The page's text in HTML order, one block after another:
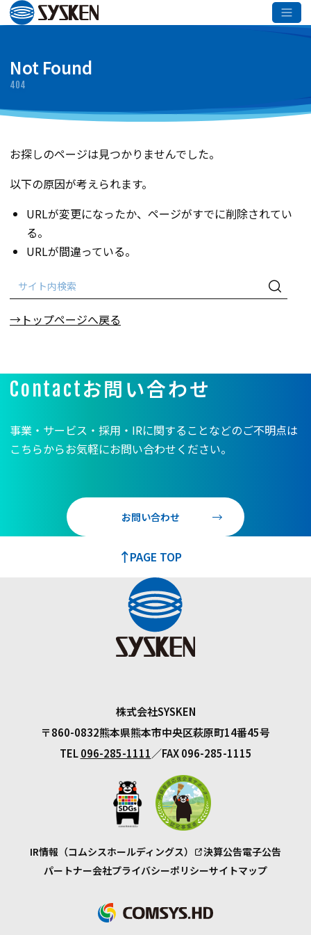
メインコンテンツへスキップ
Not Found
404
お探しのページは見つかりませんでした。
以下の原因が考えられます。
URLが変更になったか、ページがすでに削除されてい
る。
URLが間違っている。
検
索:
索
→トップページへ戻る
Contactお問い合わせ
事業・サービス・採用・IRに関することなどのご不明点は
こちらからお気軽にお問い合わせください。
お問い合わせ
PAGE TOP
株式会社SYSKEN
〒860-0832熊本県熊本市中央区萩原町14番45号
TEL096-285-1111 FAX 096-285-1115
IR情報（コムシスホールディングス） 決算公告電子公告
パートナー会社プライバシーポリシーサイトマップ